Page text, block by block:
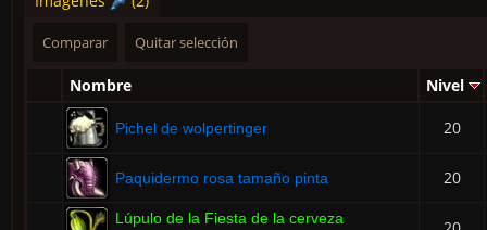
Nombre Nivel
Pichel de wolpertinger 20
Paquidermo rosa tamaño pinta 20
Lúpulo de la Fiesta de la cerveza